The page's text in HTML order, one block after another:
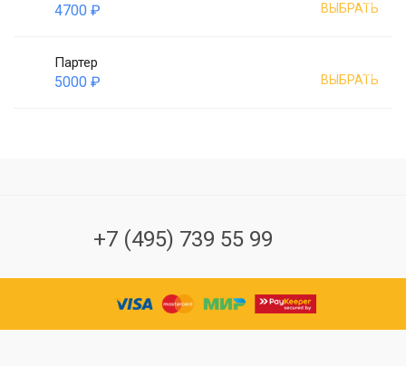
4700 ₽ ВЫБРАТЬ
Партер
5000 ₽ ВЫБРАТЬ
+7 (495) 739 55 99